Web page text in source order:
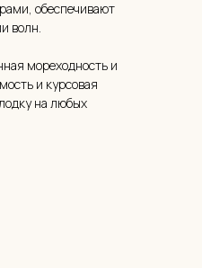
обеспечивают
волн.
мореходность и
и курсовая
на любых